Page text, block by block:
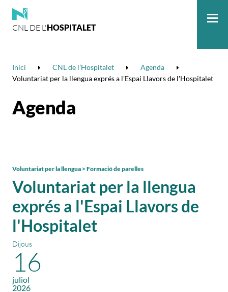
CNL DE L'HOSPITALET
Inici CNL de l’Hospitalet
Agenda
Voluntariat per la llengua exprés a l'Espai Llavors de l'Hospitalet
Agenda
Voluntariat per la llengua
exprés a l'Espai Llavors de
l'Hospitalet
Voluntariat per la llengua > Formació de parelles
Dijous
16
juliol
2026